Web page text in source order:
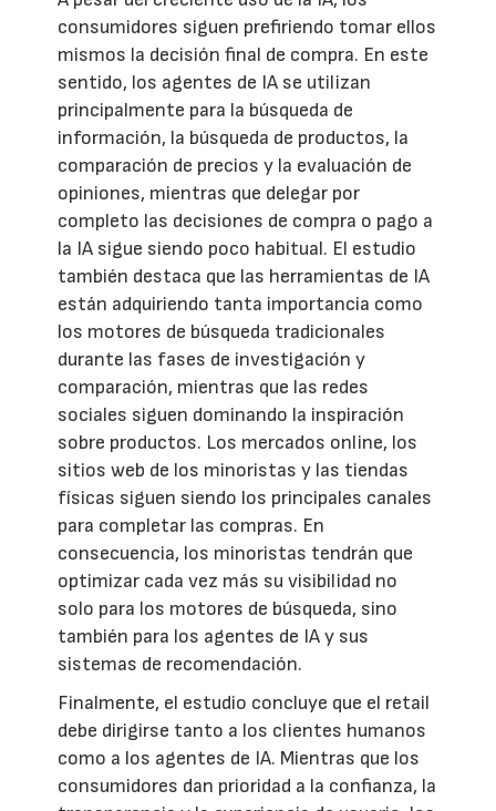
consumidores siguen prefiriendo tomar ellos
mismos la decisión final de compra. En este
sentido, los agentes de IA se utilizan
principalmente para la búsqueda de
información, la búsqueda de productos, la
comparación de precios y la evaluación de
opiniones, mientras que delegar por
completo las decisiones de compra o pago a
la IA sigue siendo poco habitual. El estudio
también destaca que las herramientas de IA
están adquiriendo tanta importancia como
los motores de búsqueda tradicionales
durante las fases de investigación y
comparación, mientras que las redes
sociales siguen dominando la inspiración
sobre productos. Los mercados online, los
sitios web de los minoristas y las tiendas
físicas siguen siendo los principales canales
para completar las compras. En
consecuencia, los minoristas tendrán que
optimizar cada vez más su visibilidad no
solo para los motores de búsqueda, sino
también para los agentes de IA y sus
sistemas de recomendación.
Finalmente, el estudio concluye que el retail
debe dirigirse tanto a los clientes humanos
como a los agentes de IA. Mientras que los
consumidores dan prioridad a la confianza, la